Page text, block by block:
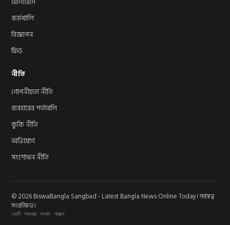
কর্মখালি
বিজ্ঞাপন
ফিড
নীতি
গোপনীয়তা নীতি
ব্যবহারের শর্তাবলি
কুকি নীতি
অভিযোগ
সংশোধন নীতি
© 2026 BiswaBangla Sangbad - Latest Bangla News Online Today। সর্বস্বত্ব
সংরক্ষিত।
একটি স্বতন্ত্র সংবাদ প্রকল্প